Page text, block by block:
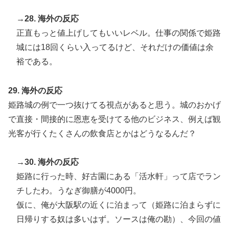
→28. 海外の反応
正直もっと値上げしてもいいレベル。仕事の関係で姫路
城には18回くらい入ってるけど、それだけの価値は余
裕である。
29. 海外の反応
姫路城の例で一つ抜けてる視点があると思う。城のおかげ
で直接・間接的に恩恵を受けてる他のビジネス、例えば観
光客が行くたくさんの飲食店とかはどうなるんだ？
→30. 海外の反応
姫路に行った時、好古園にある「活水軒」って店でラン
チしたわ。うなぎ御膳が4000円。
仮に、俺が大阪駅の近くに泊まって（姫路に泊まらずに
日帰りする奴は多いはず。ソースは俺の勘）、今回の値